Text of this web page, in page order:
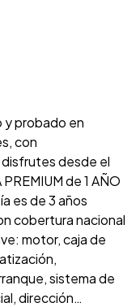
probado en
con
desde el
de 1 AÑO
es de 3 años
cobertura nacional
motor, caja de
sistema de
dirección…